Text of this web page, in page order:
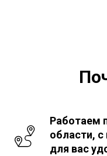
Работаем
области,
для вас